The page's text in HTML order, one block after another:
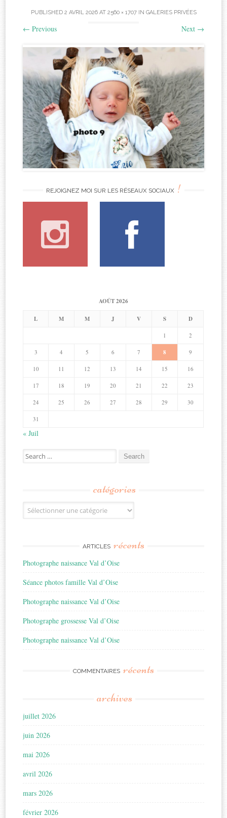
PUBLISHED 2 AVRIL 2026AT 2560 × 1707IN GALERIES PRIVÉES
← Previous Next →
REJOIGNEZ MOI SUR LES RÉSEAUX SOCIAUX !
AOÛT 2026
L M M J V S D
1 2
3 4 5 6 7 8 9
10 11 12 13 14 15 16
17 18 19 20 21 22 23
24 25 26 27 28 29 30
31
« Juil
Search
for:
catégories
Catégories
ARTICLES récents
Photographe naissance Val d’Oise
Séance photos famille Val d’Oise
Photographe naissance Val d’Oise
Photographe grossesse Val d’Oise
Photographe naissance Val d’Oise
COMMENTAIRES récents
archives
juillet 2026
juin 2026
mai 2026
avril 2026
mars 2026
février 2026